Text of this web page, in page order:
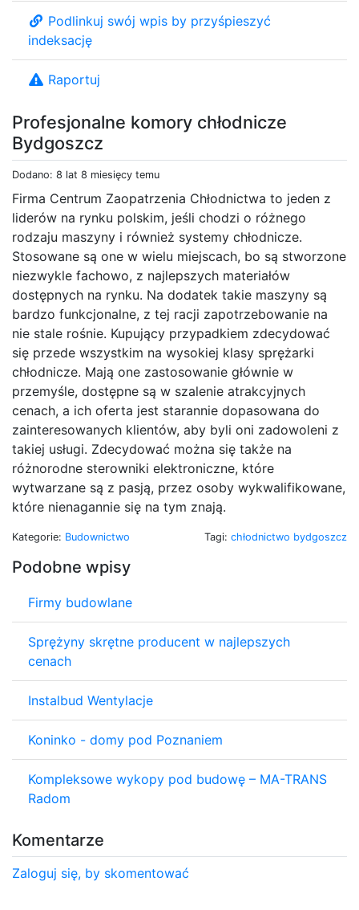
Profesjonalne komory chłodnicze
Bydgoszcz
Dodano: 8 lat 8 miesięcy temu
Firma Centrum Zaopatrzenia Chłodnictwa to jeden z
liderów na rynku polskim, jeśli chodzi o różnego
rodzaju maszyny i również systemy chłodnicze.
Stosowane są one w wielu miejscach, bo są stworzone
niezwykle fachowo, z najlepszych materiałów
dostępnych na rynku. Na dodatek takie maszyny są
bardzo funkcjonalne, z tej racji zapotrzebowanie na
nie stale rośnie. Kupujący przypadkiem zdecydować
się przede wszystkim na wysokiej klasy sprężarki
chłodnicze. Mają one zastosowanie głównie w
przemyśle, dostępne są w szalenie atrakcyjnych
cenach, a ich oferta jest starannie dopasowana do
zainteresowanych klientów, aby byli oni zadowoleni z
takiej usługi. Zdecydować można się także na
różnorodne sterowniki elektroniczne, które
wytwarzane są z pasją, przez osoby wykwalifikowane,
które nienagannie się na tym znają.
Kategorie: Budownictwo Tagi: chłodnictwo bydgoszcz
Podobne wpisy
Firmy budowlane
Sprężyny skrętne producent w najlepszych
cenach
Instalbud Wentylacje
Koninko - domy pod Poznaniem
Kompleksowe wykopy pod budowę – MA-TRANS
Radom
Komentarze
Zaloguj się, by skomentować
Podlinkuj swój wpis by przyśpieszyć
indeksację
Raportuj